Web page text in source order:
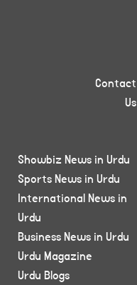
Contact
Us
Showbiz News in Urdu
Sports News in Urdu
International News in
Urdu
Business News in Urdu
Urdu Magazine
Urdu Blogs